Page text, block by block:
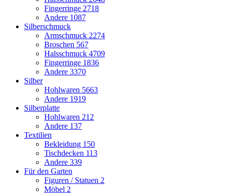
Fingerringe 2718
Andere 1087
Silberschmuck
Armschmuck 2274
Broschen 567
Halsschmuck 4709
Fingerringe 1836
Andere 3370
Silber
Hohlwaren 5663
Andere 1919
Silberplatte
Hohlwaren 212
Andere 137
Textilien
Bekleidung 150
Tischdecken 113
Andere 339
Für den Garten
Figuren / Statuen 2
Möbel 2